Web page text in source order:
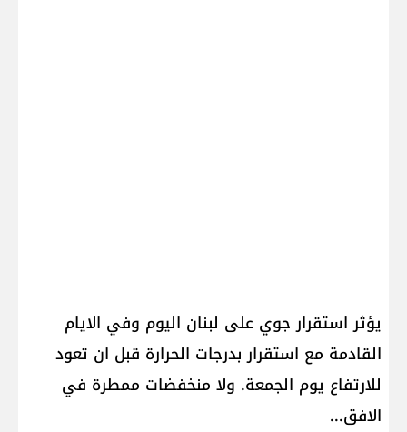
يؤثر استقرار جوي على لبنان اليوم وفي الايام
القادمة مع استقرار بدرجات الحرارة قبل ان تعود
للارتفاع يوم الجمعة. ولا منخفضات ممطرة في
الافق...